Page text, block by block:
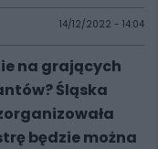
14/12/2022 - 14:04
na grających
Śląska
będzie można